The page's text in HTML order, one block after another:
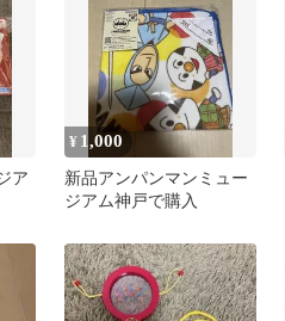
ア
¥ 1,000
新品アンパンマンミュー
ジアム神戸で購入